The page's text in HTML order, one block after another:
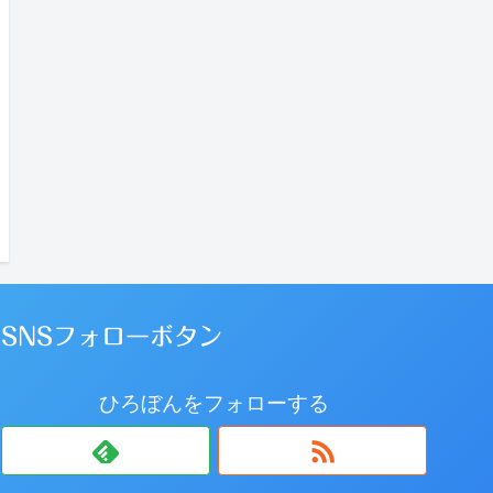
SNSフォローボタン
ひろぼんをフォローする